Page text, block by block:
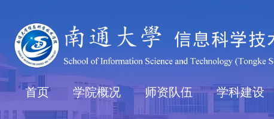
首页 学院概况 师资队伍 学科建设